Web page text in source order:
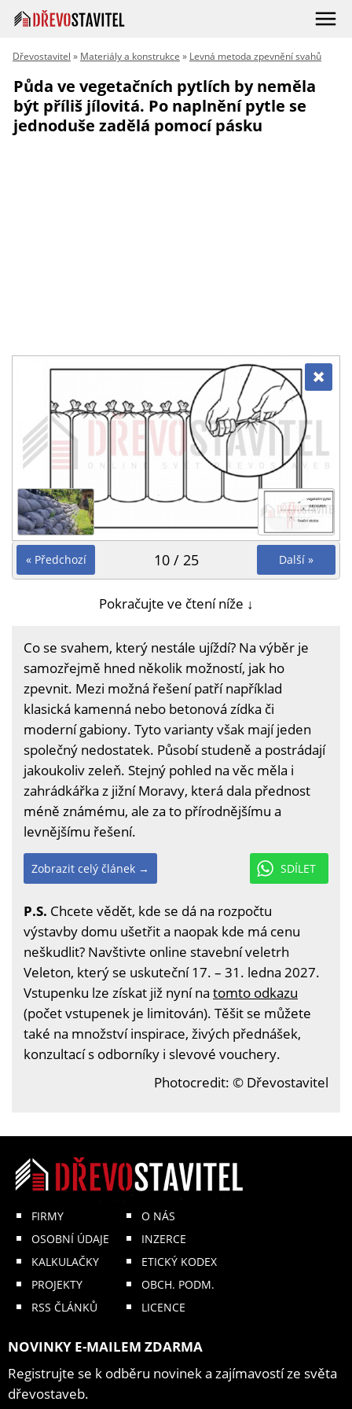
Dřevostavitel » Materiály a konstrukce » Levná metoda zpevnění svahů
Půda ve vegetačních pytlích by neměla
být příliš jílovitá. Po naplnění pytle se
jednoduše zadělá pomocí pásku
« Předchozí Další »
10 / 25
Pokračujte ve čtení níže ↓
Co se svahem, který nestále ujíždí? Na výběr je
samozřejmě hned několik možností, jak ho
zpevnit. Mezi možná řešení patří například
klasická kamenná nebo betonová zídka či
moderní gabiony. Tyto varianty však mají jeden
společný nedostatek. Působí studeně a postrádají
jakoukoliv zeleň. Stejný pohled na věc měla i
zahrádkářka z jižní Moravy, která dala přednost
méně známému, ale za to přírodnějšímu a
levnějšímu řešení.
SDÍLET
Zobrazit celý článek →
P.S. Chcete vědět, kde se dá na rozpočtu
výstavby domu ušetřit a naopak kde má cenu
neškudlit? Navštivte online stavební veletrh
Veleton, který se uskuteční 17. – 31. ledna 2027.
Vstupenku lze získat již nyní na tomto odkazu
(počet vstupenek je limitován). Těšit se můžete
také na množství inspirace, živých přednášek,
konzultací s odborníky i slevové vouchery.
Photocredit: © Dřevostavitel
FIRMY
OSOBNÍ ÚDAJE
KALKULAČKY
PROJEKTY
RSS ČLÁNKŮ
O NÁS
INZERCE
ETICKÝ KODEX
OBCH. PODM.
LICENCE
NOVINKY E-MAILEM ZDARMA
Registrujte se k odběru novinek a zajímavostí ze světa
dřevostaveb.